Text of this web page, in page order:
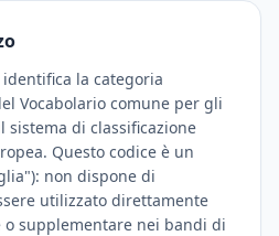
identifica la categoria
Vocabolario comune per gli
sistema di classificazione
Questo codice è un
non dispone di
utilizzato direttamente
supplementare nei bandi di